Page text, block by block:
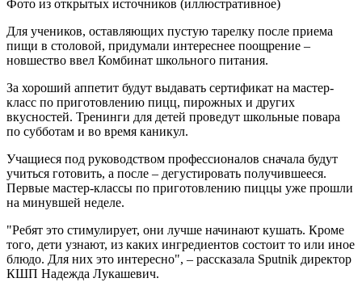
Фото из открытых источников (иллюстративное)
Для учеников, оставляющих пустую тарелку после приема
пищи в столовой, придумали интереснее поощрение –
новшество ввел Комбинат школьного питания.
За хороший аппетит будут выдавать сертификат на мастер-
класс по приготовлению пицц, пирожных и других
вкусностей. Тренинги для детей проведут школьные повара
по субботам и во время каникул.
Учащиеся под руководством профессионалов сначала будут
учиться готовить, а после – дегустировать получившееся.
Первые мастер-классы по приготовлению пиццы уже прошли
на минувшей неделе.
"Ребят это стимулирует, они лучше начинают кушать. Кроме
того, дети узнают, из каких ингредиентов состоит то или иное
блюдо. Для них это интересно", – рассказала Sputnik директор
КШП Надежда Лукашевич.